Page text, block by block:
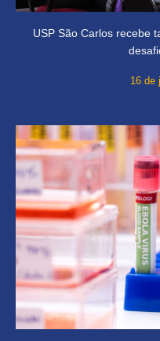
USP São Carlos recebe
16 de